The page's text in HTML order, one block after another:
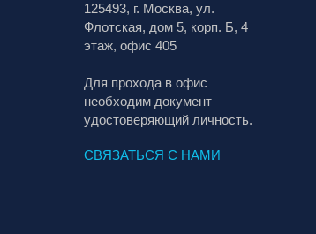
125493, г. Москва, ул.
Флотская, дом 5, корп. Б, 4
этаж, офис 405
Для прохода в офис
необходим документ
удостоверяющий личность.
СВЯЗАТЬСЯ С НАМИ